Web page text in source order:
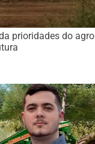
prioridades do agro